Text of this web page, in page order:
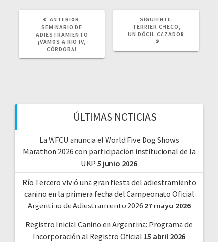
ANTERIOR:
ANTERIOR:
SEMINARIO DE
ADIESTRAMIENTO
¡VAMOS A RIO IV,
CÓRDOBA!
SIGUIENTE:
POST:
TERRIER CHECO,
UN DÓCIL CAZADOR
ÚLTIMAS NOTICIAS
La WFCU anuncia el World Five Dog Shows
Marathon 2026 con participación institucional de la
UKP 5 junio 2026
Río Tercero vivió una gran fiesta del adiestramiento
canino en la primera fecha del Campeonato Oficial
Argentino de Adiestramiento 2026 27 mayo 2026
Registro Inicial Canino en Argentina: Programa de
Incorporación al Registro Oficial 15 abril 2026